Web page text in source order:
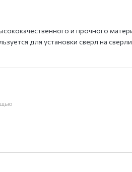
и прочного
для установки сверл на